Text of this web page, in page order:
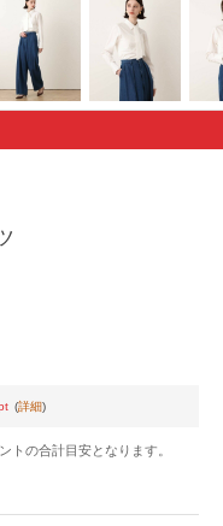
(詳細)
トの合計目安となります。